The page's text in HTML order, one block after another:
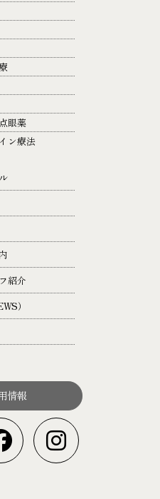
眼薬
ン療法
紹介
）
情報